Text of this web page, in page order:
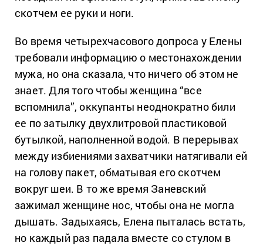
скотчем ее руки и ноги.
Во время четырехчасового допроса у Елены
требовали информацию о местонахождении
мужа, но она сказала, что ничего об этом не
знает. Для того чтобы женщина “все
вспомнила”, оккупанты неоднократно били
ее по затылку двухлитровой пластиковой
бутылкой, наполненной водой. В перерывах
между избиениями захватчики натягивали ей
на голову пакет, обматывая его скотчем
вокруг шеи. В то же время Заневский
зажимал женщине нос, чтобы она не могла
дышать. Задыхаясь, Елена пыталась встать,
но каждый раз падала вместе со стулом в